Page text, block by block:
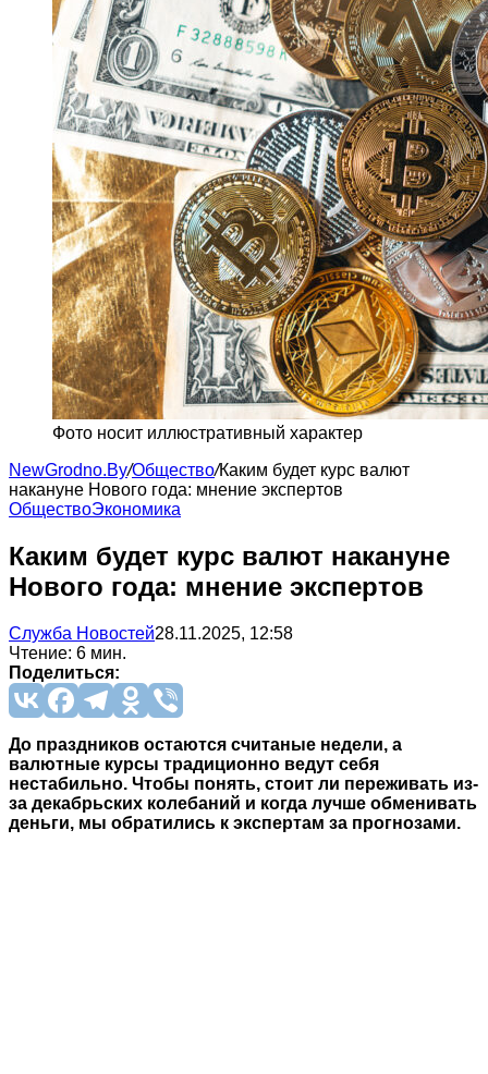
Фото носит иллюстративный характер
NewGrodno.By/Общество/Каким будет курс валют
накануне Нового года: мнение экспертов
ОбществоЭкономика
Каким будет курс валют накануне
Нового года: мнение экспертов
Служба Новостей28.11.2025, 12:58
Чтение: 6 мин.
Поделиться:
До праздников остаются считаные недели, а
валютные курсы традиционно ведут себя
нестабильно. Чтобы понять, стоит ли переживать из-
за декабрьских колебаний и когда лучше обменивать
деньги, мы обратились к экспертам за прогнозами.